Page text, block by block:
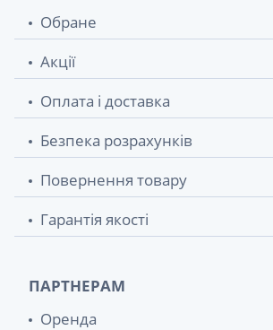
Обране
Акції
Оплата і доставка
Безпека розрахунків
Повернення товару
Гарантія якості
ПАРТНЕРАМ
Оренда